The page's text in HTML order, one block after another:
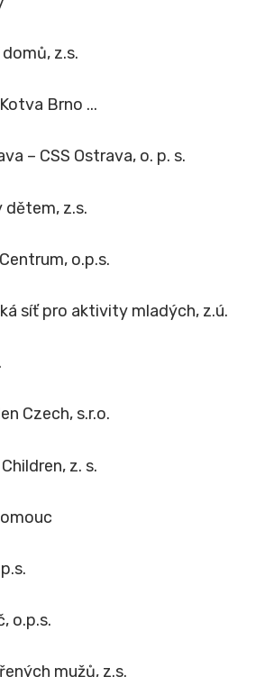
z.s.
Brno ...
– CSS Ostrava, o. p. s.
dětem, z.s.
o.p.s.
síť pro aktivity mladých, z.ú.
Czech, s.r.o.
z. s.
o.p.s.
mužů, z.s.